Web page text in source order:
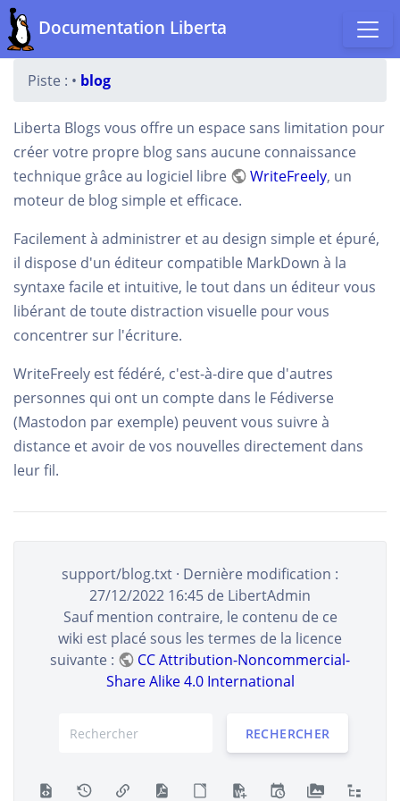
Documentation Liberta
Piste : • blog
Liberta Blogs vous offre un espace sans limitation pour
créer votre propre blog sans aucune connaissance
technique grâce au logiciel libre
WriteFreely, un
moteur de blog simple et efficace.
Facilement à administrer et au design simple et épuré,
il dispose d'un éditeur compatible MarkDown à la
syntaxe facile et intuitive, le tout dans un éditeur vous
libérant de toute distraction visuelle pour vous
concentrer sur l'écriture.
WriteFreely est fédéré, c'est-à-dire que d'autres
personnes qui ont un compte dans le Fédiverse
(Mastodon par exemple) peuvent vous suivre à
distance et avoir de vos nouvelles directement dans
leur fil.
support/blog.txt · Dernière modification :
27/12/2022 16:45 de LibertAdmin
Sauf mention contraire, le contenu de ce
wiki est placé sous les termes de la licence
suivante :
CC Attribution-Noncommercial-
Share Alike 4.0 International
RECHERCHER